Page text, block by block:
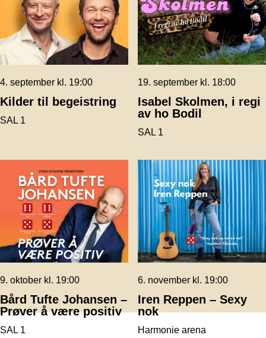
4. september kl. 19:00
Kilder til begeistring
SAL 1
19. september kl. 18:00
Isabel Skolmen, i regi
av ho Bodil
SAL 1
9. oktober kl. 19:00
Bård Tufte Johansen –
Prøver å være positiv
SAL 1
6. november kl. 19:00
Iren Reppen – Sexy
nok
Harmonie arena